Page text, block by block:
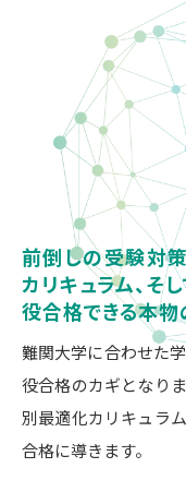
前倒しの受験対
カリキュラム、そ
役合格できる本物
難関大学に合わせた
役合格のカギとなり
別最適化カリキュラ
合格に導きます。